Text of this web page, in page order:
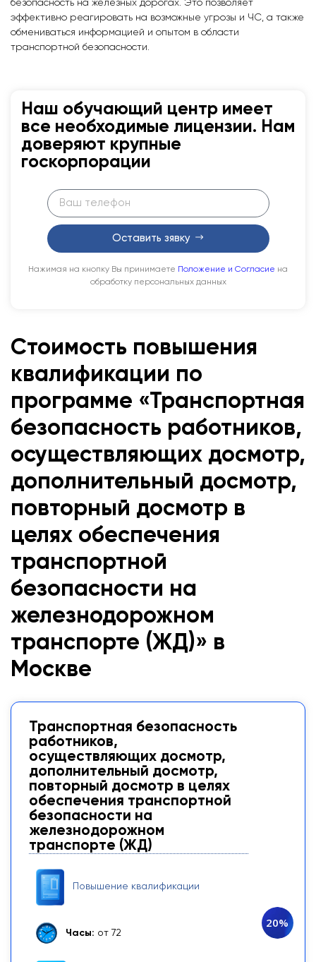
безопасность на железных дорогах. Это позволяет
эффективно реагировать на возможные угрозы и ЧС, а также
обмениваться информацией и опытом в области
транспортной безопасности.
Наш обучающий центр имеет
все необходимые лицензии. Нам
доверяют крупные
госкорпорации
Оставить зявку
Нажимая на кнопку Вы принимаете Положение и Согласие на
обработку персональных данных
Стоимость повышения
квалификации по
программе «Транспортная
безопасность работников,
осуществляющих досмотр,
дополнительный досмотр,
повторный досмотр в
целях обеспечения
транспортной
безопасности на
железнодорожном
транспорте (ЖД)» в
Москве
Транспортная безопасность
работников,
осуществляющих досмотр,
дополнительный досмотр,
повторный досмотр в целях
обеспечения транспортной
безопасности на
железнодорожном
транспорте (ЖД)
Повышение квалификации
Часы: от 72
20%